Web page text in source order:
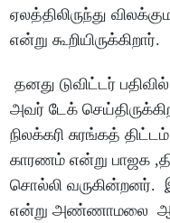
ஏலத்திலிருந்து
என்று கூறியிருக்கிறார்.
தனது டுவிட்டர்
அவர் டேக்
நிலக்கரி சுரங்கத்
காரணம் என்று பாஜக
சொல்லி வருகின்றனர்.
என்று அண்ணாமலை